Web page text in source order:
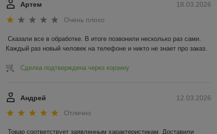
18.03.2026
Артем
Очень плохо
Сказали все в обработке. В итоге позвонили несколько раз сами.
Каждый раз новый человек на телефоне и никто не знает про заказ.
Сделка подтверждена через корзину
12.03.2026
Андрей
Отлично
Товар соответствует заявленным характеристикам. Доставили